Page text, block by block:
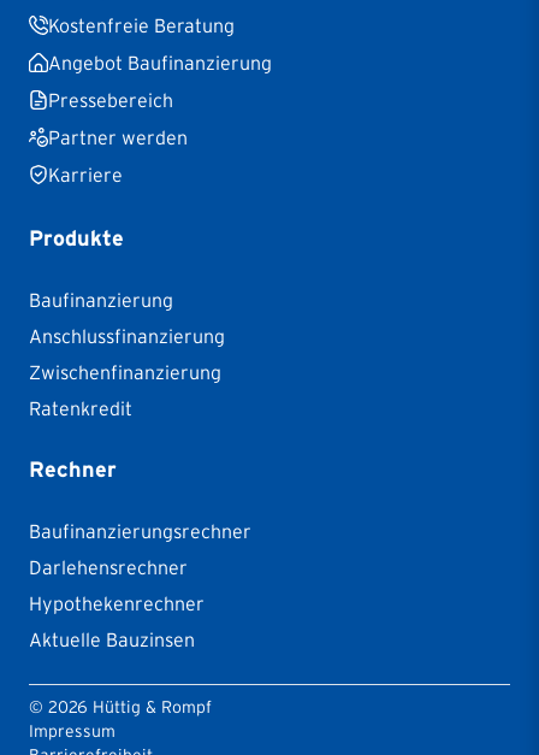
Kostenfreie Beratung
Angebot Baufinanzierung
Pressebereich
Partner werden
Karriere
Produkte
Baufinanzierung
Anschlussfinanzierung
Zwischenfinanzierung
Ratenkredit
Rechner
Baufinanzierungsrechner
Darlehensrechner
Hypothekenrechner
Aktuelle Bauzinsen
© 2026 Hüttig & Rompf
Impressum